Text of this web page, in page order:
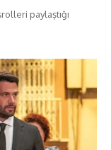
paylaştığı